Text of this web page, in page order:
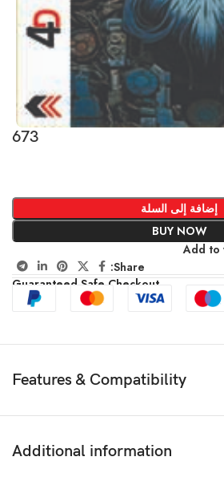
673
إضافة إلى السلة
BUY NOW
Add to
Share:
Guaranteed Safe Checkout
Features & Compatibility
Additional information